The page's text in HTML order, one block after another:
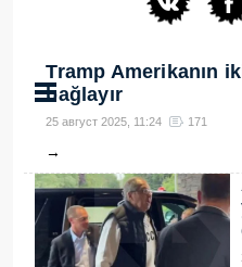
Tramp Amerikanın
bağlayır
25 август 2025, 11:24 171
→